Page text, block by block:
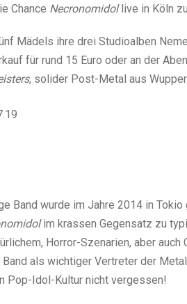
Chance Necronomidollive in Köln
Mädels ihre drei Studioalben
für rund 15 Euro oder an der
, solider Post-Metal aus
Band wurde im Jahre 2014 in Tokio
im krassen Gegensatz zu
Horror-Szenarien, aber
als wichtiger Vertreter der
Pop-Idol-Kultur nicht vergessen!